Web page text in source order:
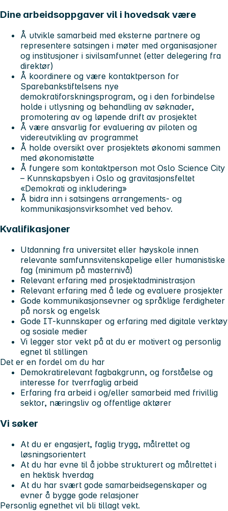
Dine arbeidsoppgaver vil i hovedsak være
Å utvikle samarbeid med eksterne partnere og
representere satsingen i møter med organisasjoner
og institusjoner i sivilsamfunnet (etter delegering fra
direktør)
Å koordinere og være kontaktperson for
Sparebankstiftelsens nye
demokratiforskningsprogram, og i den forbindelse
holde i utlysning og behandling av søknader,
promotering av og løpende drift av prosjektet
Å være ansvarlig for evaluering av piloten og
videreutvikling av programmet
Å holde oversikt over prosjektets økonomi sammen
med økonomistøtte
Å fungere som kontaktperson mot Oslo Science City
– Kunnskapsbyen i Oslo og gravitasjonsfeltet
«Demokrati og inkludering»
Å bidra inn i satsingens arrangements- og
kommunikasjonsvirksomhet ved behov.
Kvalifikasjoner
Utdanning fra universitet eller høyskole innen
relevante samfunnsvitenskapelige eller humanistiske
fag (minimum på masternivå)
Relevant erfaring med prosjektadministrasjon
Relevant erfaring med å lede og evaluere prosjekter
Gode kommunikasjonsevner og språklige ferdigheter
på norsk og engelsk
Gode IT-kunnskaper og erfaring med digitale verktøy
og sosiale medier
Vi legger stor vekt på at du er motivert og personlig
egnet til stillingen
Det er en fordel om du har
Demokratirelevant fagbakgrunn, og forståelse og
interesse for tverrfaglig arbeid
Erfaring fra arbeid i og/eller samarbeid med frivillig
sektor, næringsliv og offentlige aktører
Vi søker
At du er engasjert, faglig trygg, målrettet og
løsningsorientert
At du har evne til å jobbe strukturert og målrettet i
en hektisk hverdag
At du har svært gode samarbeidsegenskaper og
evner å bygge gode relasjoner
Personlig egnethet vil bli tillagt vekt.